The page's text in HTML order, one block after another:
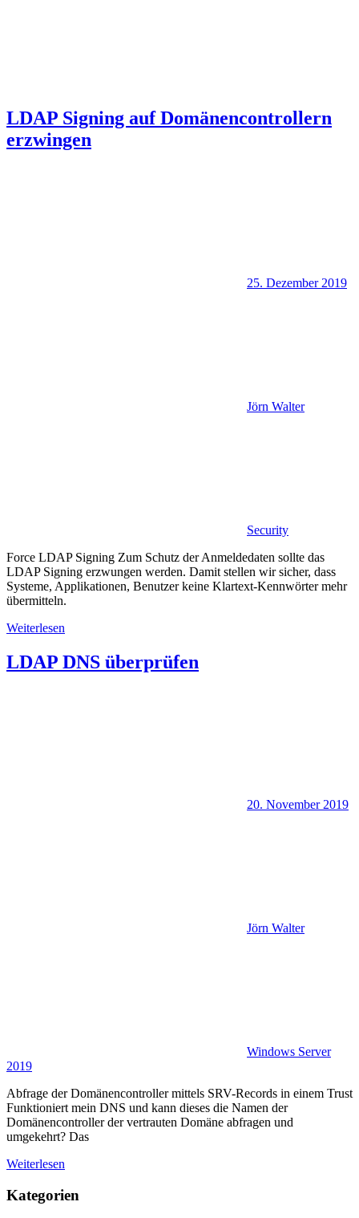
LDAP Signing auf Domänencontrollern
erzwingen
25. Dezember 2019
Jörn Walter
Security
Force LDAP Signing Zum Schutz der Anmeldedaten sollte das
LDAP Signing erzwungen werden. Damit stellen wir sicher, dass
Systeme, Applikationen, Benutzer keine Klartext-Kennwörter mehr
übermitteln.
Weiterlesen
LDAP DNS überprüfen
20. November 2019
Jörn Walter
Windows Server
2019
Abfrage der Domänencontroller mittels SRV-Records in einem Trust
Funktioniert mein DNS und kann dieses die Namen der
Domänencontroller der vertrauten Domäne abfragen und
umgekehrt? Das
Weiterlesen
Kategorien